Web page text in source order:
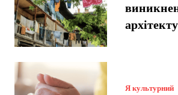
Я культурний